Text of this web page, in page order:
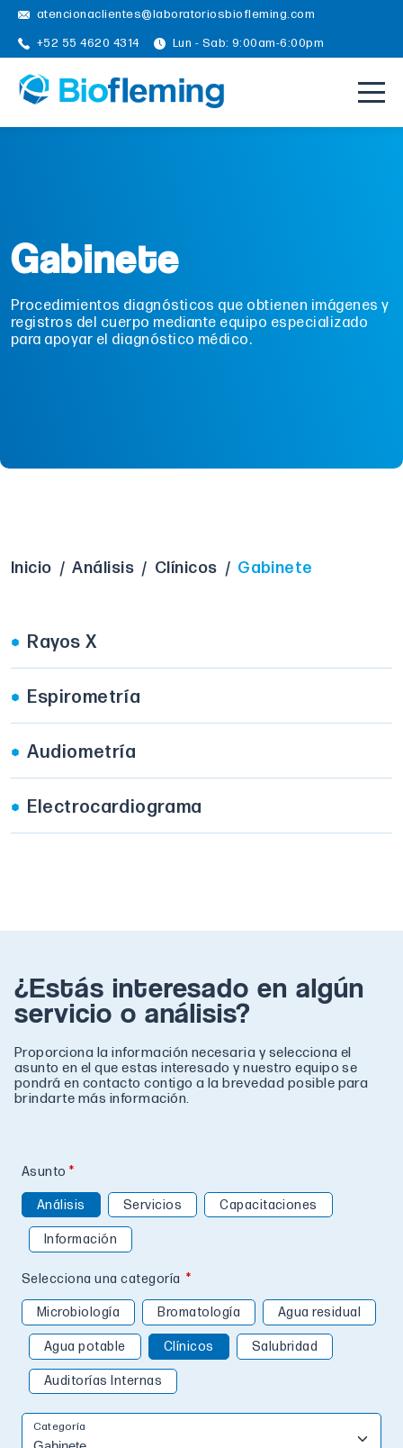
atencionaclientes@laboratoriosbiofleming.com
+52 55 4620 4314
Lun - Sab: 9:00am-6:00pm
Gabinete
Procedimientos diagnósticos que obtienen imágenes y
registros del cuerpo mediante equipo especializado
para apoyar el diagnóstico médico.
Inicio / Análisis / Clínicos / Gabinete
Rayos X
Espirometría
Audiometría
Electrocardiograma
¿Estás interesado en algún
servicio o análisis?
Proporciona la información necesaria y selecciona el
asunto en el que estas interesado y nuestro equipo se
pondrá en contacto contigo a la brevedad posible para
brindarte más información.
Asunto
Análisis Servicios Capacitaciones
Información
Selecciona una categoría
Microbiología Bromatología Agua residual
Agua potable Clínicos Salubridad
Auditorías Internas
Categoría